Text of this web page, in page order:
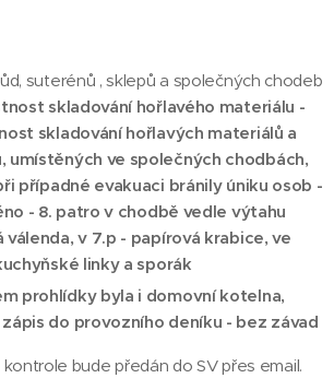
suterénů , sklepů a společných chodeb
skladování hořlavého materiálu -
skladování hořlavých materiálů a
umístěných ve společných chodbách,
případné evakuaci bránily úniku osob -
- 8. patro v chodbě vedle výtahu
válenda, v 7.p - papírová krabice, ve
linky a sporák
prohlídky byla i domovní kotelna,
do provozního deníku - bez závad
bude předán do SV přes email.